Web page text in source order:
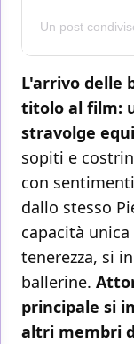
Un post
L'arrivo delle
titolo al film:
stravolge
sopiti e
con
dallo stesso
capacità
tenerezza, si
ballerine.
principale si
altri membri